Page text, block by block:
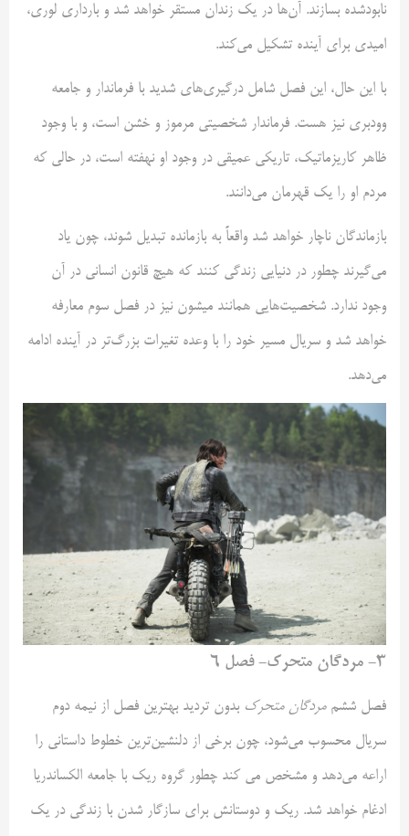
نابودشده بسازند. آن‌ها در یک زندان مستقر خواهد شد و بارداری لوری،
امیدی برای آینده تشکیل می‌کند.
با این حال، این فصل شامل درگیری‌های شدید با فرماندار و جامعه
وودبری نیز هست. فرماندار شخصیتی مرموز و خشن است، و با وجود
ظاهر کاریزماتیک، تاریکی عمیقی در وجود او نهفته است، در حالی که
مردم او را یک قهرمان می‌دانند.
بازماندگان ناچار خواهد شد واقعاً به بازمانده تبدیل شوند، چون یاد
می‌گیرند چطور در دنیایی زندگی کنند که هیچ قانون انسانی در آن
وجود ندارد. شخصیت‌هایی همانند میشون نیز در فصل سوم معارفه
خواهد شد و سریال مسیر خود را با وعده تغیرات بزرگ‌تر در آینده ادامه
می‌دهد.
۳- مردگان متحرک- فصل ۶
فصل ششممردگان متحرک بدون تردید بهترین فصل از نیمه دوم
سریال محسوب می‌شود، چون برخی از دلنشین‌ترین خطوط داستانی را
اراعه می‌دهد و مشخص می کند چطور گروه ریک با جامعه الکساندریا
ادغام خواهد شد. ریک و دوستانش برای سازگار شدن با زندگی در یک